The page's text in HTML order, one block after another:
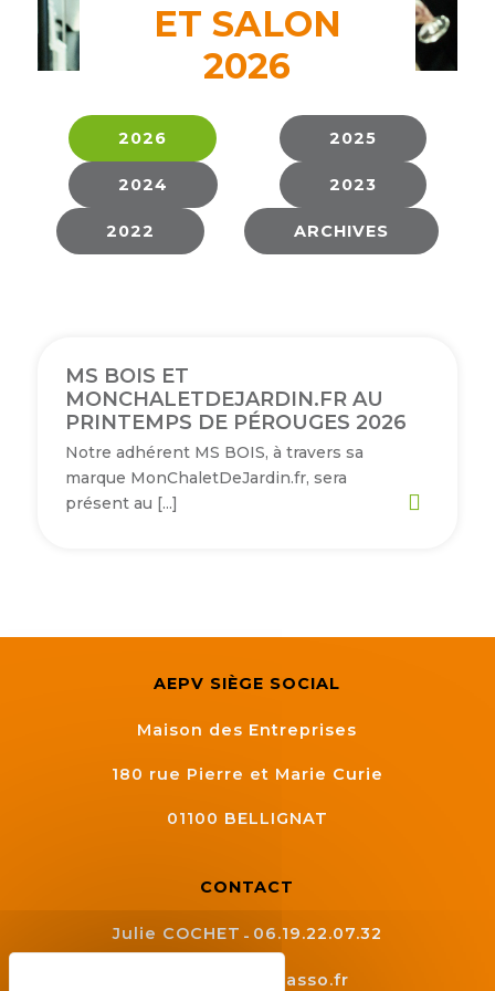
Ateliers
AEPV
de
managers
intermédiaires
AEPV
Defi
sportif
inter-
entreprises
Actualité
des
de
l’adhérent
Services
Dispositifs
partenaires
Offres
privilèges
Proposer
CONTACT
ET SALON
2026
2026 2025
2024 2023
2022 ARCHIVES
MS BOIS ET
MONCHALETDEJARDIN.FR AU
PRINTEMPS DE PÉROUGES 2026
Notre adhérent MS BOIS, à travers sa
marque MonChaletDeJardin.fr, sera
présent au […]
AEPV SIÈGE SOCIAL
Maison des Entreprises
180 rue Pierre et Marie Curie
01100 BELLIGNAT
CONTACT
Julie COCHET 06.19.22.07.32
contact@aepv.asso.fr